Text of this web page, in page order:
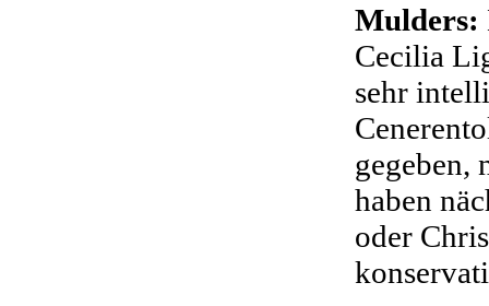
Mulders:
Cecilia
sehr
gegeben,
haben
oder